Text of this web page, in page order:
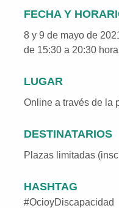
FECHA Y
8 y 9 de mayo de
de 15:30 a 20:30
LUGAR
Online a través de la
DESTINATARIOS
Plazas limitadas
HASHTAG
#OcioyDiscapacidad